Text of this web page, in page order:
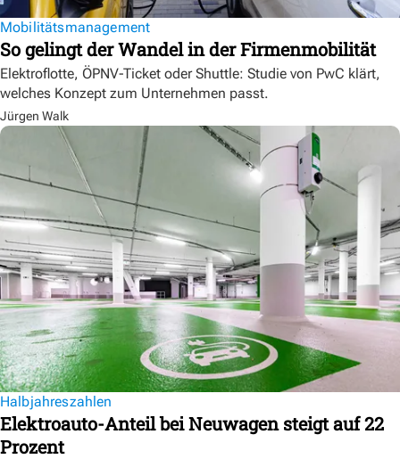
Mobilitätsmanagement
So gelingt der Wandel in der Firmenmobilität
Elektroflotte, ÖPNV-Ticket oder Shuttle: Studie von PwC klärt,
welches Konzept zum Unternehmen passt.
Jürgen Walk
Halbjahreszahlen
Elektroauto-Anteil bei Neuwagen steigt auf 22
Prozent